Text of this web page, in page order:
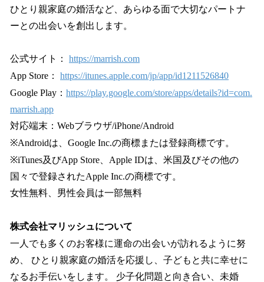
ひとり親家庭の婚活など、あらゆる面で大切なパートナ
ーとの出会いを創出します。
公式サイト： https://marrish.com
App Store： https://itunes.apple.com/jp/app/id1211526840
Google Play： https://play.google.com/store/apps/details?id=com.
marrish.app
対応端末：Webブラウザ/iPhone/Android
※Androidは、Google Inc.の商標または登録商標です。
※iTunes及びApp Store、Apple IDは、米国及びその他の
国々で登録されたApple Inc.の商標です。
女性無料、男性会員は一部無料
株式会社マリッシュについて
一人でも多くのお客様に運命の出会いが訪れるように努
め、 ひとり親家庭の婚活を応援し、子どもと共に幸せに
なるお手伝いをします。 少子化問題と向き合い、未婚